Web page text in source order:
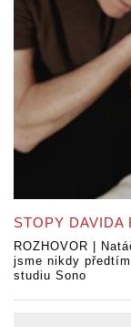
STOPY DAVIDA
ROZHOVOR |
jsme nikdy
studiu Sono